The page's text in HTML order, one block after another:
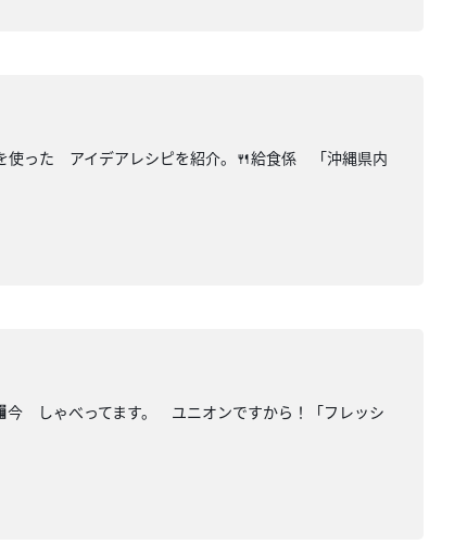
使った アイデアレシピを紹介。🍴給食係 「沖縄県内
今 しゃべってます。 ユニオンですから！「フレッシ